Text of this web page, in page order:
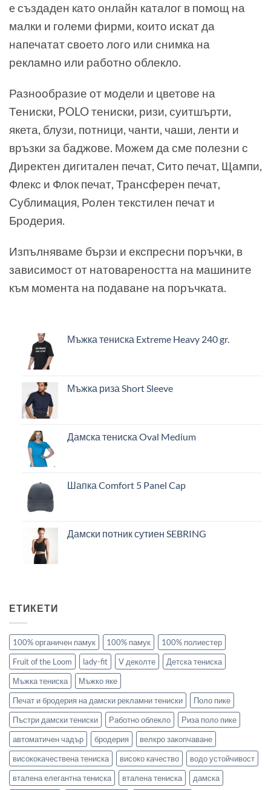
e създаден като онлайн каталог в помощ на
малки и големи фирми, които искат да
напечатат своето лого или снимка на
рекламно или работно облекло.
Разнообразие от модели и цветове на
Тениски, POLO тениски, ризи, суитшърти,
якета, блузи, потници, чанти, чаши, ленти и
връзки за баджове. Можем да сме полезни с
Директен дигитален печат, Сито печат, Щампи,
Флекс и Флок печат, Трансферен печат,
Сублимация, Ролен текстилен печат и
Бродерия.
Изпълняваме бързи и експресни поръчки, в
зависимост от натовареността на машините
към момента на подаване на поръчката.
Мъжка тениска Extreme Heavy 240 gr.
Мъжка риза Short Sleeve
Дамска тениска Oval Medium
Шапка Comfort 5 Panel Cap
Дамски потник сутиен SEBRING
ЕТИКЕТИ
100% органичен памук 100% памук
100% полиестер
Fruit of the Loom
lady-fit V деколте
Детска тениска
Мъжка тениска
Мъжко яке
Печат и бродерия на дамски рекламни тениски
Поло пике
Пъстри дамски тениски
Работно облекло
Риза поло пике
автоматичен чадър
бродерия
велкро закопчаване
висококачествена тениска
високо качество
водо устойчивост
вталена елегантна тениска
вталена тениска дамска